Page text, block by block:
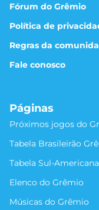
Fórum do Grêmio
Política de
Regras da
Fale conosco
Páginas
Próximos jogos do
Tabela Brasileirão
Tabela Sul-
Elenco do Grêmio
Músicas do Grêmio